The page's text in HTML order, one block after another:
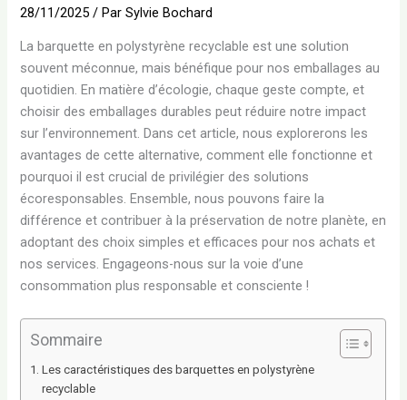
28/11/2025/ ParSylvie Bochard
La barquette en polystyrène recyclable est une solution
souvent méconnue, mais bénéfique pour nos emballages au
quotidien. En matière d’écologie, chaque geste compte, et
choisir des emballages durables peut réduire notre impact
sur l’environnement. Dans cet article, nous explorerons les
avantages de cette alternative, comment elle fonctionne et
pourquoi il est crucial de privilégier des solutions
écoresponsables. Ensemble, nous pouvons faire la
différence et contribuer à la préservation de notre planète, en
adoptant des choix simples et efficaces pour nos achats et
nos services. Engageons-nous sur la voie d’une
consommation plus responsable et consciente !
Sommaire
Les caractéristiques des barquettes en polystyrène
recyclable